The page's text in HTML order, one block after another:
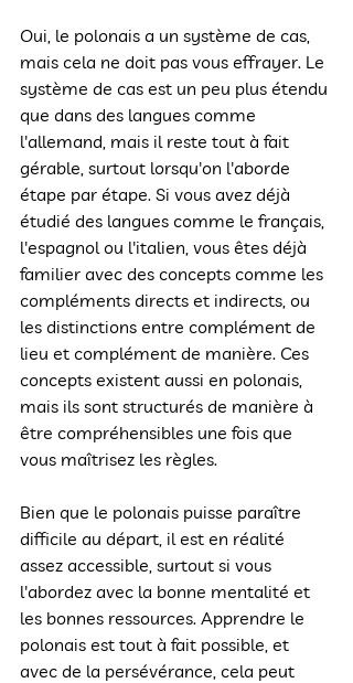
Oui, le polonais a un système de cas,
mais cela ne doit pas vous effrayer. Le
système de cas est un peu plus étendu
que dans des langues comme
l'allemand, mais il reste tout à fait
gérable, surtout lorsqu'on l'aborde
étape par étape. Si vous avez déjà
étudié des langues comme le français,
l'espagnol ou l'italien, vous êtes déjà
familier avec des concepts comme les
compléments directs et indirects, ou
les distinctions entre complément de
lieu et complément de manière. Ces
concepts existent aussi en polonais,
mais ils sont structurés de manière à
être compréhensibles une fois que
vous maîtrisez les règles.
Bien que le polonais puisse paraître
difficile au départ, il est en réalité
assez accessible, surtout si vous
l'abordez avec la bonne mentalité et
les bonnes ressources. Apprendre le
polonais est tout à fait possible, et
avec de la persévérance, cela peut